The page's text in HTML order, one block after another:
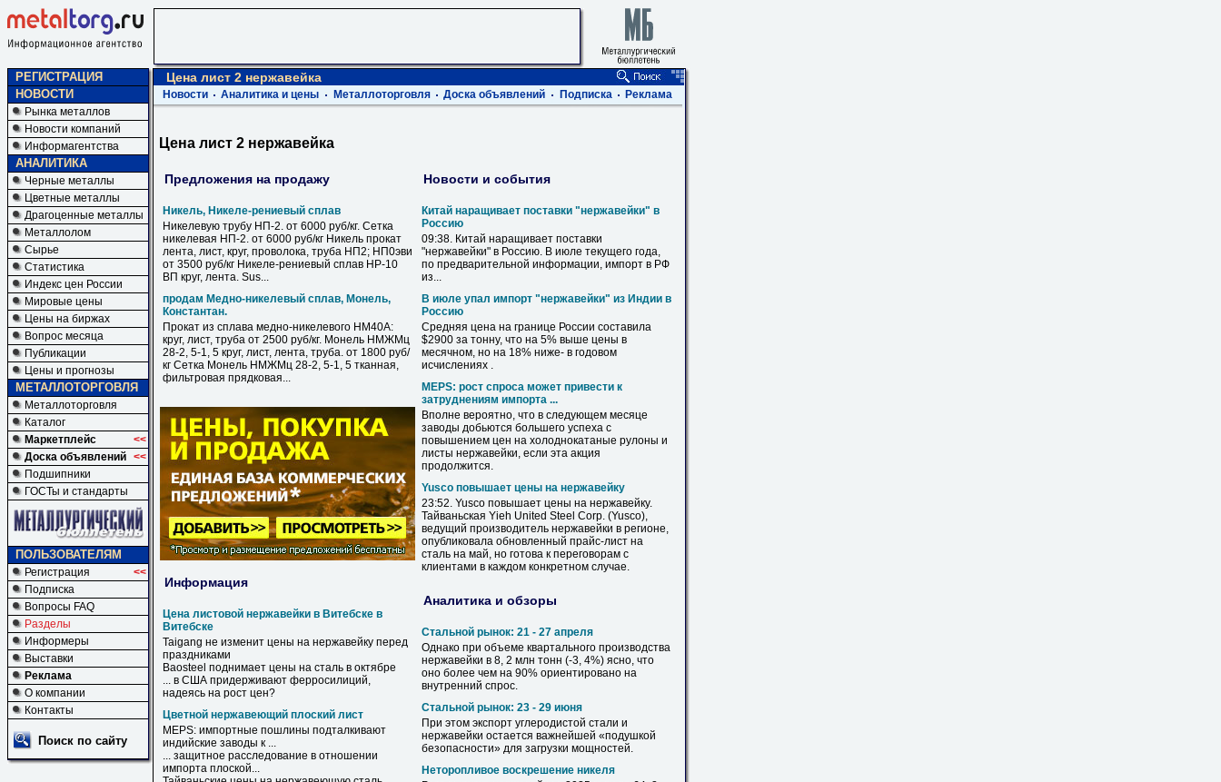
РЕГИСТРАЦИЯ
НОВОСТИ
Рынка металлов
Новости компаний
Информагентства
АНАЛИТИКА
Черные металлы
Цветные металлы
Драгоценные металлы
Металлолом
Сырье
Статистика
Индекс цен России
Мировые цены
Цены на биржах
Вопрос месяца
Публикации
Цены и прогнозы
МЕТАЛЛОТОРГОВЛЯ
Металлоторговля
Каталог
Маркетплейс
<<
Доска объявлений <<
Подшипники
ГОСТы и стандарты
ПОЛЬЗОВАТЕЛЯМ
Регистрация
<<
Подписка
Вопросы FAQ
Разделы
Информеры
Выставки
Реклама
О компании
Контакты
Поиск по сайту
Цена лист 2 нержавейка
Новости Аналитика и цены Металлоторговля Доска объявлений Подписка Реклама
Цена лист 2 нержавейка
Предложения на продажу
Никель, Никеле-рениевый сплав
Никелевую трубу НП-2. от 6000 руб/кг. Сетка
никелевая НП-2. от 6000 руб/кг Никель прокат
лента, лист, круг, проволока, труба НП2; НП0эви
от 3500 руб/кг Никеле-рениевый сплав НР-10
ВП круг, лента. Sus...
продам Медно-никелевый сплав, Монель,
Константан.
Прокат из сплава медно-никелевого НМ40А:
круг, лист, труба от 2500 руб/кг. Монель НМЖМц
28-2, 5-1, 5 круг, лист, лента, труба. от 1800 руб/
кг Сетка Монель НМЖМц 28-2, 5-1, 5 тканная,
фильтровая прядковая...
Информация
Цена листовой нержавейки в Витебске в
Витебске
Taigang не изменит цены на нержавейку перед
праздниками
Baosteel поднимает цены на сталь в октябре
... в США придерживают ферросилиций,
надеясь на рост цен?
Цветной нержавеющий плоский лист
MEPS: импортные пошлины подталкивают
индийские заводы к ...
... защитное расследование в отношении
импорта плоской...
Новости и события
Китай наращивает поставки "нержавейки" в
Россию
09:38. Китай наращивает поставки
"нержавейки" в Россию. В июле текущего года,
по предварительной информации, импорт в РФ
из...
В июле упал импорт "нержавейки" из Индии в
Россию
Средняя цена на границе России составила
$2900 за тонну, что на 5% выше цены в
месячном, но на 18% ниже- в годовом
исчислениях .
MEPS: рост спроса может привести к
затруднениям импорта ...
Вполне вероятно, что в следующем месяце
заводы добьются большего успеха с
повышением цен на холоднокатаные рулоны и
листы нержавейки, если эта акция
продолжится.
Yusco повышает цены на нержавейку
23:52. Yusco повышает цены на нержавейку.
Тайваньская Yieh United Steel Corp. (Yusco),
ведущий производитель нержавейки в регионе,
опубликовала обновленный прайс-лист на
сталь на май, но готова к переговорам с
клиентами в каждом конкретном случае.
Аналитика и обзоры
Стальной рынок: 21 - 27 апреля
Однако при объеме квартального производства
нержавейки в 8, 2 млн тонн (-3, 4%) ясно, что
оно более чем на 90% ориентировано на
внутренний спрос.
Стальной рынок: 23 - 29 июня
При этом экспорт углеродистой стали и
нержавейки остается важнейшей «подушкой
безопасности» для загрузки мощностей.
Неторопливое воскрешение никеля